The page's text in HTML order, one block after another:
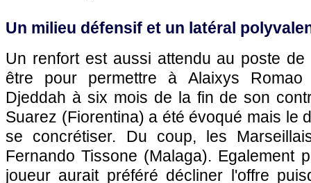
Un milieu défensif et un latéral
Un renfort est aussi attendu au poste de
être pour permettre à Alaixys Romao
Djeddah à six mois de la fin de son
Suarez (Fiorentina) a été évoqué mais le
se concrétiser. Du coup, les
Fernando Tissone (Malaga). Egalement
joueur aurait préféré décliner l'offre